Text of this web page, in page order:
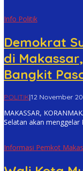
Info Politik
Demokrat
di
Bangkit
POLITIK|12 November
MAKASSAR,
Selatan akan menggelar
Informasi Pemkot